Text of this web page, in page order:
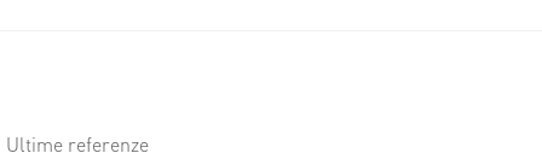
Ultime referenze